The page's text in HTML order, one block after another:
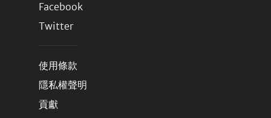
Facebook
Twitter
使用條款
隱私權聲明
貢獻